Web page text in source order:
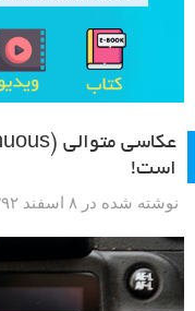
است!
نوشته شده در ۸ اسفند ۱۳۹۲